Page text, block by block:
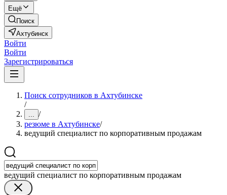
Ещё
Поиск
Ахтубинск
Войти
Войти
Зарегистрироваться
Поиск сотрудников в Ахтубинске
/
... /
резюме в Ахтубинске/
ведущий специалист по корпоративным продажам
ведущий специалист по корпоративным продажам